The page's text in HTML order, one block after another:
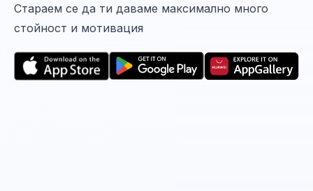
Стараем се да ти даваме максимално много
стойност и мотивация